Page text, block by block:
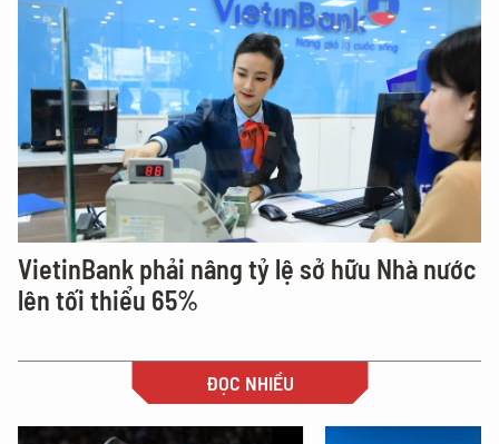
VietinBank phải nâng tỷ lệ sở hữu Nhà nước
lên tối thiểu 65%
ĐỌC NHIỀU